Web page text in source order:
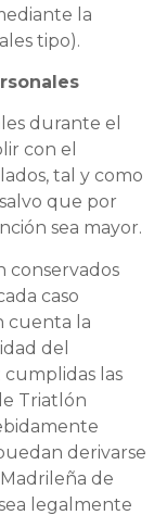
la
tipo).
durante el
con el
tal y como
que por
sea mayor.
conservados
caso
cuenta la
del
las
Triatlón
derivarse
de
legalmente